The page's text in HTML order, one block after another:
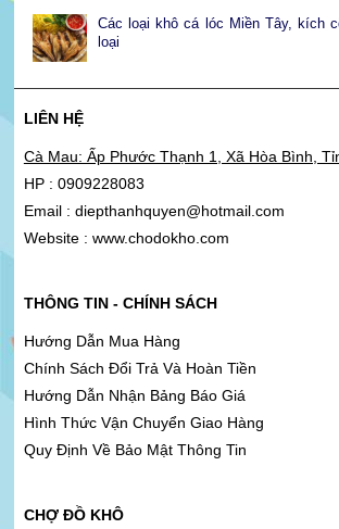
Các loại khô cá lóc Miền Tây, kích
loại
LIÊN HỆ
Cà Mau: Ấp Phước Thạnh 1, Xã Hòa Bình,
HP : 0909228083
Email : diepthanhquyen@hotmail.com
Website : www.chodokho.com
THÔNG TIN - CHÍNH SÁCH
Hướng Dẫn Mua Hàng
Chính Sách Đổi Trả Và Hoàn Tiền
Hướng Dẫn Nhận Bảng Báo Giá
Hình Thức Vận Chuyển Giao Hàng
Quy Định Về Bảo Mật Thông Tin
CHỢ ĐỒ KHÔ